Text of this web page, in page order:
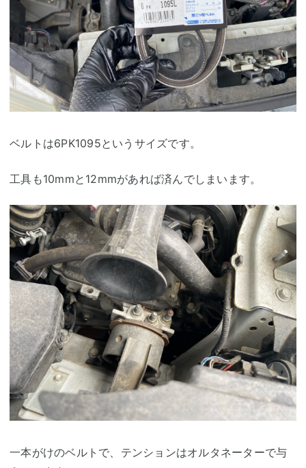
ベルトは6PK1095というサイズです。
工具も10mmと12mmがあれば済んでしまいます。
一本がけのベルトで、テンションはオルタネーターで与